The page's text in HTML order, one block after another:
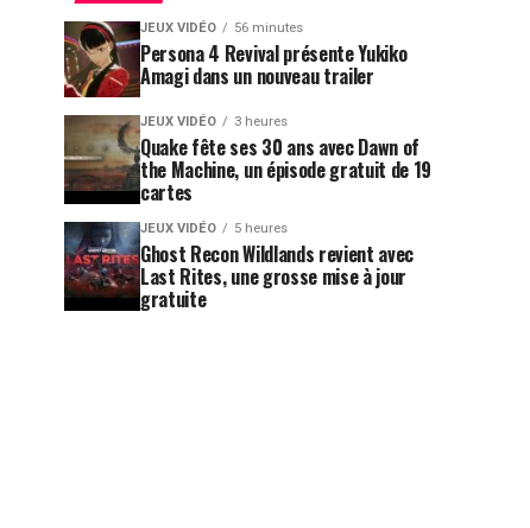
JEUX VIDÉO 56 minutes
Persona 4 Revival présente Yukiko
Amagi dans un nouveau trailer
JEUX VIDÉO 3 heures
Quake fête ses 30 ans avec Dawn of
the Machine, un épisode gratuit de 19
cartes
JEUX VIDÉO 5 heures
Ghost Recon Wildlands revient avec
Last Rites, une grosse mise à jour
gratuite